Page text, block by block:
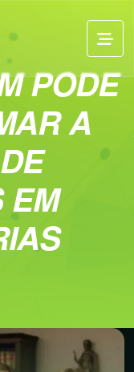
PODE
A
EM